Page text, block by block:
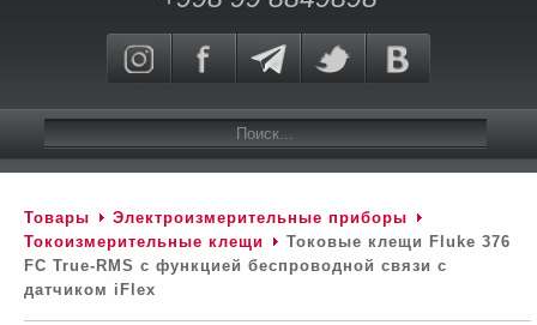
Товары
Электроизмерительные приборы
Токоизмерительные клещи
Токовые клещи Fluke 376
FC True-RMS c функцией беспроводной связи с
датчиком iFlex